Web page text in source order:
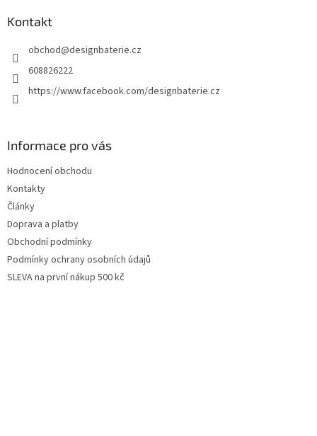
Kontakt
obchod@designbaterie.cz
608826222
https://www.facebook.com/designbaterie.cz
Informace pro vás
Hodnocení obchodu
Kontakty
Články
Doprava a platby
Obchodní podmínky
Podmínky ochrany osobních údajů
SLEVA na první nákup 500 kč